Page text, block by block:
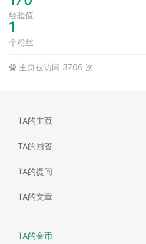
经验值
1
个粉丝
主页被访问 3706 次
TA的主页
TA的回答
TA的提问
TA的文章
TA的金币